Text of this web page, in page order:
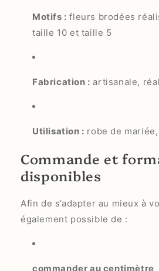
Motifs : fleurs brodées
taille 10 et taille 5
Fabrication : artisanale,
Utilisation : robe de
Commande et
disponibles
Afin de s’adapter au mieux à
également possible de :
commander au centimètre